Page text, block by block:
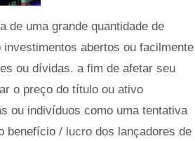
de uma grande quantidade de
abertos ou facilmente
ou dívidas. a fim de afetar seu
o preço do título ou ativo
ou indivíduos como uma tentativa
benefício / lucro dos lançadores de